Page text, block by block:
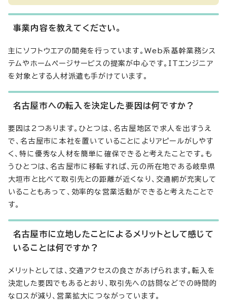
事業内容を教えてください。
主にソフトウエアの開発を行っています。Web系基幹業務シス
テムやホームページサービスの提案が中心です。ITエンジニア
を対象とする人材派遣も手がけています。
名古屋市への転入を決定した要因は何ですか？
要因は2つあります。ひとつは、名古屋地区で求人を出すうえ
で、名古屋市に本社を置いていることによりアピールがしやす
く、特に優秀な人材を簡単に確保できると考えたことです。も
うひとつは、名古屋市に移転すれば、元の所在地である岐阜県
大垣市と比べて取引先との距離が近くなり、交通網が充実して
いることもあって、効率的な営業活動ができると考えたことで
す。
名古屋市に立地したことによるメリットとして感じて
いることは何ですか？
メリットとしては、交通アクセスの良さがあげられます。転入を
決定した要因でもあるとおり、取引先への訪問などでの時間的
なロスが減り、営業拡大につながっています。